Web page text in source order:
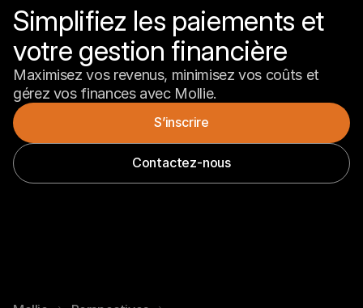
Simplifiez les paiements et
votre gestion financière
Maximisez vos revenus, minimisez vos coûts et
gérez vos finances avec Mollie.
S’inscrire
Contactez-nous